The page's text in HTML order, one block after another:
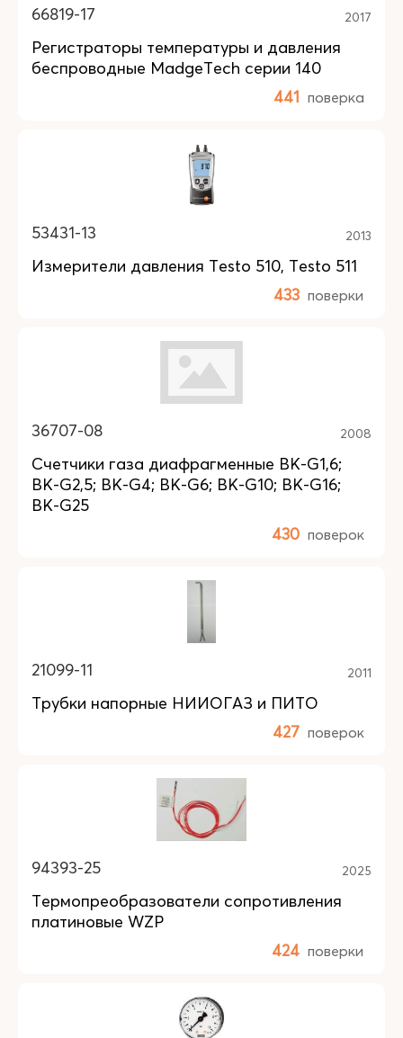
66819-17 2017
Регистраторы температуры и давления
беспроводные MadgeTech серии 140
441 поверка
53431-13 2013
Измерители давления Testo 510, Testo 511
433 поверки
36707-08 2008
Счетчики газа диафрагменные BK-G1,6;
BK-G2,5; BK-G4; BK-G6; BK-G10; BK-G16;
BK-G25
430 поверок
21099-11 2011
Трубки напорные НИИОГАЗ и ПИТО
427 поверок
94393-25 2025
Термопреобразователи сопротивления
платиновые WZP
424 поверки